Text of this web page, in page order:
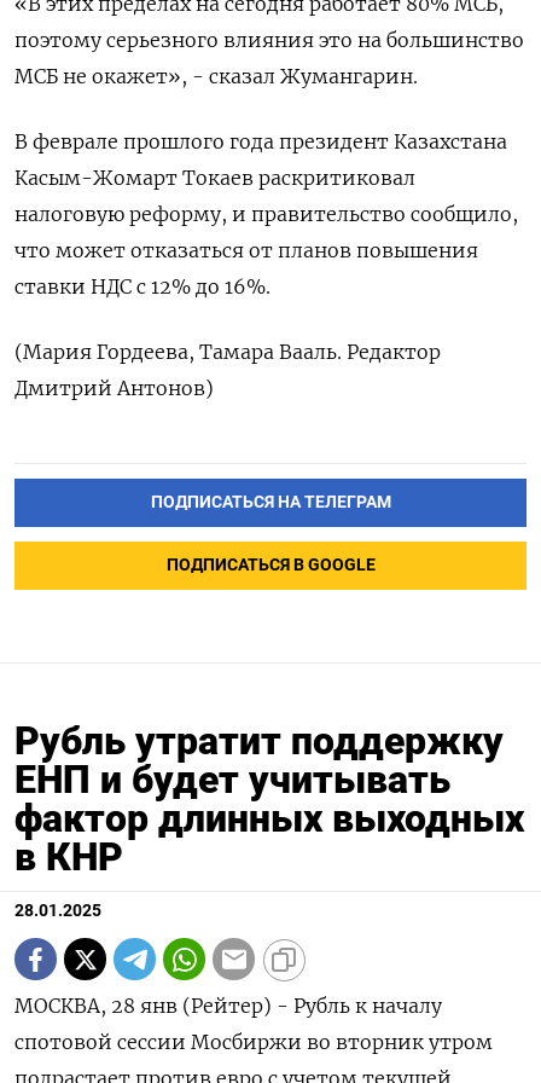
поэтому серьезного влияния это на большинство
МСБ не окажет», - сказал Жумангарин.
В феврале прошлого года президент Казахстана
Касым-Жомарт Токаев раскритиковал
налоговую реформу, и правительство сообщило,
что может отказаться от планов повышения
ставки НДС с 12% до 16%.
(Мария Гордеева, Тамара Вааль. Редактор
Дмитрий Антонов)
ПОДПИСАТЬСЯ НА ТЕЛЕГРАМ
ПОДПИСАТЬСЯ В GOOGLE
Рубль утратит поддержку
ЕНП и будет учитывать
фактор длинных выходных
в КНР
28.01.2025
МОСКВА, 28 янв (Рейтер) - Рубль к началу
спотовой сессии Мосбиржи во вторник утром
подрастает против евро с учетом текущей